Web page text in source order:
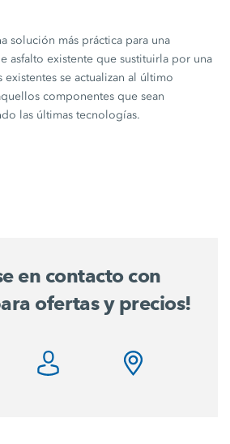
solución más práctica para una
asfalto existente que sustituirla por una
existentes se actualizan al último
componentes que sean
las últimas tecnologías.
en contacto con
ofertas y precios!